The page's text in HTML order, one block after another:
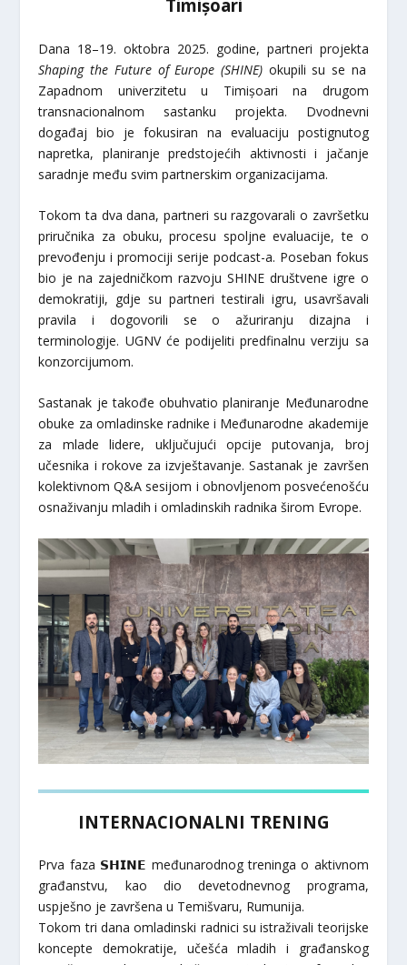
Timișoari
Dana 18–19. oktobra 2025. godine, partneri projekta
Shaping the Future of Europe (SHINE) okupili su se na
Zapadnom univerzitetu u Timișoari na drugom
transnacionalnom sastanku projekta. Dvodnevni
događaj bio je fokusiran na evaluaciju postignutog
napretka, planiranje predstojećih aktivnosti i jačanje
saradnje među svim partnerskim organizacijama.
Tokom ta dva dana, partneri su razgovarali o završetku
priručnika za obuku, procesu spoljne evaluacije, te o
prevođenju i promociji serije podcast-a. Poseban fokus
bio je na zajedničkom razvoju SHINE društvene igre o
demokratiji, gdje su partneri testirali igru, usavršavali
pravila i dogovorili se o ažuriranju dizajna i
terminologije. UGNV će podijeliti predfinalnu verziju sa
konzorcijumom.
Sastanak je takođe obuhvatio planiranje Međunarodne
obuke za omladinske radnike i Međunarodne akademije
za mlade lidere, uključujući opcije putovanja, broj
učesnika i rokove za izvještavanje. Sastanak je završen
kolektivnom Q&A sesijom i obnovljenom posvećenošću
osnaživanju mladih i omladinskih radnika širom Evrope.
INTERNACIONALNI TRENING
Prva faza 𝗦𝗛𝗜𝗡𝗘 međunarodnog treninga o aktivnom
građanstvu, kao dio devetodnevnog programa,
uspješno je završena u Temišvaru, Rumunija.
Tokom tri dana omladinski radnici su istraživali teorijske
koncepte demokratije, učešća mladih i građanskog